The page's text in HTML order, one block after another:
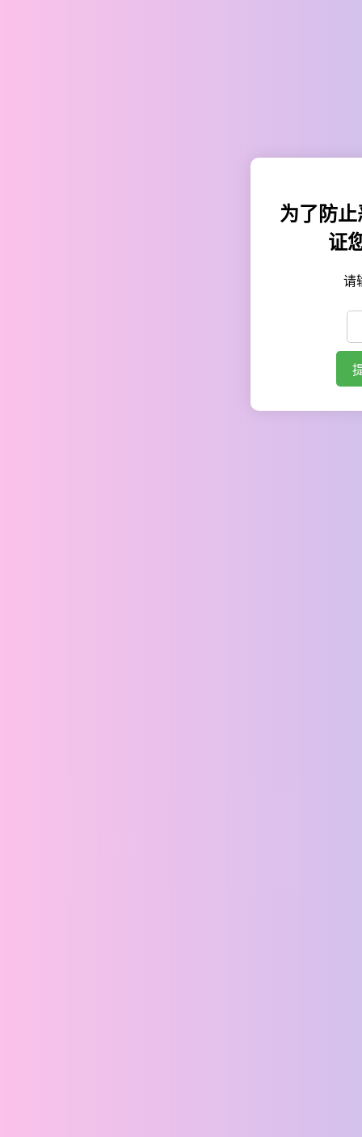
为了防
证
请